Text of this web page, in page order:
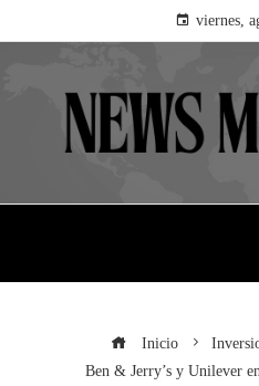
viernes,
Inicio
Ben & Jerry’s y Unilever